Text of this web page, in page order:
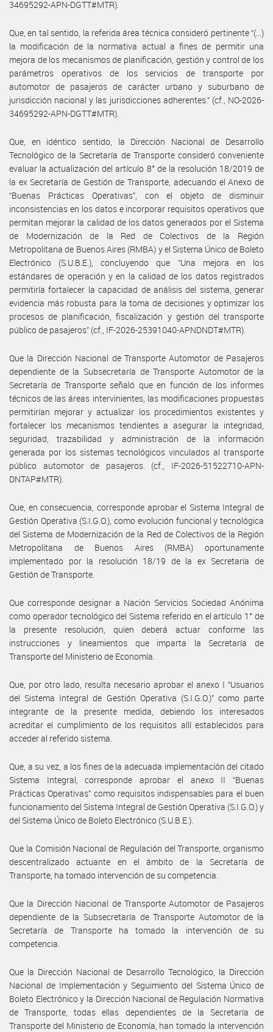
34695292-APN-DGTT#MTR).
Que, en tal sentido, la referida área técnica consideró pertinente “(...)
la modificación de la normativa actual a fines de permitir una
mejora de los mecanismos de planificación, gestión y control de los
parámetros operativos de los servicios de transporte por
automotor de pasajeros de carácter urbano y suburbano de
jurisdicción nacional y las jurisdicciones adherentes.” (cf., NO-2026-
34695292-APN-DGTT#MTR).
Que, en idéntico sentido, la Dirección Nacional de Desarrollo
Tecnológico de la Secretaría de Transporte consideró conveniente
evaluar la actualización del artículo 8° de la resolución 18/2019 de
la ex Secretaría de Gestión de Transporte, adecuando el Anexo de
“Buenas Prácticas Operativas”, con el objeto de disminuir
inconsistencias en los datos e incorporar requisitos operativos que
permitan mejorar la calidad de los datos generados por el Sistema
de Modernización de la Red de Colectivos de la Región
Metropolitana de Buenos Aires (RMBA) y el Sistema Único de Boleto
Electrónico (S.U.B.E.), concluyendo que “Una mejora en los
estándares de operación y en la calidad de los datos registrados
permitiría fortalecer la capacidad de análisis del sistema, generar
evidencia más robusta para la toma de decisiones y optimizar los
procesos de planificación, fiscalización y gestión del transporte
público de pasajeros” (cf., IF-2026-25391040-APNDNDT#MTR).
Que la Dirección Nacional de Transporte Automotor de Pasajeros
dependiente de la Subsecretaría de Transporte Automotor de la
Secretaría de Transporte señaló que en función de los informes
técnicos de las áreas intervinientes, las modificaciones propuestas
permitirían mejorar y actualizar los procedimientos existentes y
fortalecer los mecanismos tendientes a asegurar la integridad,
seguridad, trazabilidad y administración de la información
generada por los sistemas tecnológicos vinculados al transporte
público automotor de pasajeros. (cf., IF-2026-51522710-APN-
DNTAP#MTR).
Que, en consecuencia, corresponde aprobar el Sistema Integral de
Gestión Operativa (S.I.G.O.), como evolución funcional y tecnológica
del Sistema de Modernización de la Red de Colectivos de la Región
Metropolitana de Buenos Aires (RMBA) oportunamente
implementado por la resolución 18/19 de la ex Secretaría de
Gestión de Transporte.
Que corresponde designar a Nación Servicios Sociedad Anónima
como operador tecnológico del Sistema referido en el artículo 1° de
la presente resolución, quien deberá actuar conforme las
instrucciones y lineamientos que imparta la Secretaría de
Transporte del Ministerio de Economía.
Que, por otro lado, resulta necesario aprobar el anexo I “Usuarios
del Sistema Integral de Gestión Operativa (S.I.G.O.)” como parte
integrante de la presente medida, debiendo los interesados
acreditar el cumplimiento de los requisitos allí establecidos para
acceder al referido sistema.
Que, a su vez, a los fines de la adecuada implementación del citado
Sistema Integral, corresponde aprobar el anexo II “Buenas
Prácticas Operativas” como requisitos indispensables para el buen
funcionamiento del Sistema Integral de Gestión Operativa (S.I.G.O.) y
del Sistema Único de Boleto Electrónico (S.U.B.E.).
Que la Comisión Nacional de Regulación del Transporte, organismo
descentralizado actuante en el ámbito de la Secretaría de
Transporte, ha tomado intervención de su competencia.
Que la Dirección Nacional de Transporte Automotor de Pasajeros
dependiente de la Subsecretaría de Transporte Automotor de la
Secretaría de Transporte ha tomado la intervención de su
competencia.
Que la Dirección Nacional de Desarrollo Tecnológico, la Dirección
Nacional de Implementación y Seguimiento del Sistema Único de
Boleto Electrónico y la Dirección Nacional de Regulación Normativa
de Transporte, todas ellas dependientes de la Secretaría de
Transporte del Ministerio de Economía, han tomado la intervención